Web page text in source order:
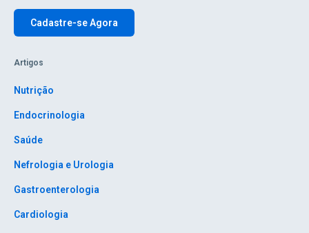
Cadastre-se Agora
Artigos
Nutrição
Endocrinologia
Saúde
Nefrologia e Urologia
Gastroenterologia
Cardiologia